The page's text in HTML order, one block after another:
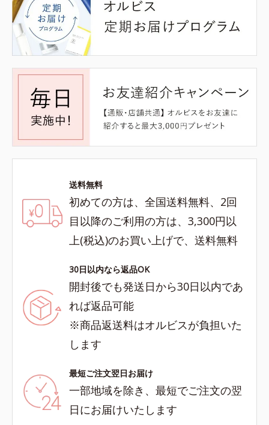
送料無料
初めての方は、全国送料無料、2回
目以降のご利用の方は、3,300円以
上(税込)のお買い上げで、送料無料
30日以内なら返品OK
開封後でも発送日から30日以内であ
れば返品可能
※商品返送料はオルビスが負担いた
します
最短ご注文翌日お届け
一部地域を除き、最短でご注文の翌
日にお届けいたします